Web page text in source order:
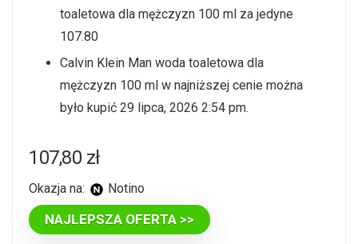
toaletowa dla mężczyzn 100 ml za jedyne
107.80
Calvin Klein Man woda toaletowa dla
mężczyzn 100 ml w najniższej cenie można
było kupić 29 lipca, 2026 2:54 pm.
107,80 zł
Okazja na: Notino
NAJLEPSZA OFERTA >>